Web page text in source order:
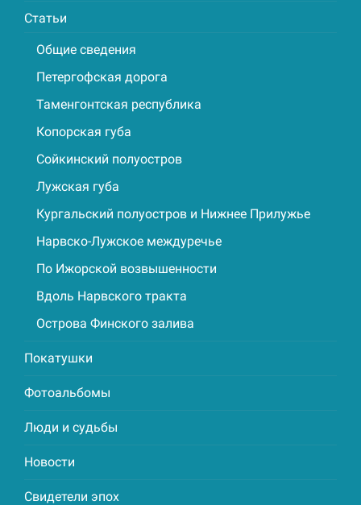
Статьи
Общие сведения
Петергофская дорога
Таменгонтская республика
Копорская губа
Сойкинский полуостров
Лужская губа
Кургальский полуостров и Нижнее Прилужье
Нарвско-Лужское междуречье
По Ижорской возвышенности
Вдоль Нарвского тракта
Острова Финского залива
Покатушки
Фотоальбомы
Люди и судьбы
Новости
Свидетели эпох